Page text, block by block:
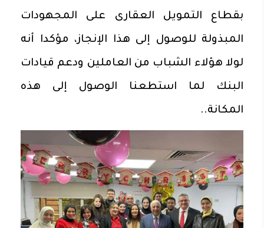
بقطاع التمويل العقارى على المجهودات
المبذولة للوصول إلى هذا الإنجاز، مؤكدا أنه
لولا هؤلاء الشباب من العاملين ودعم قيادات
البنك لما استطعنا الوصول إلى هذه
المكانة..